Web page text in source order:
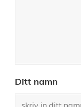
Ditt namn